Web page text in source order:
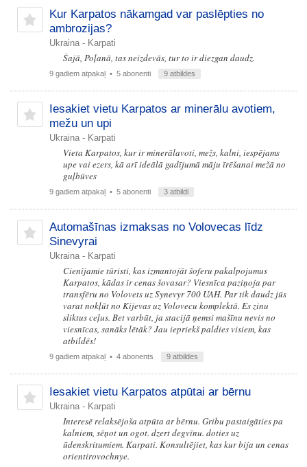
Kur Karpatos nākamgad var paslēpties no
ambrozijas?
Ukraina - Karpati
Šajā, Poļanā, tas neizdevās, tur to ir diezgan daudz.
9 gadiem atpakaļ • 5 abonenti 9 atbildes
Iesakiet vietu Karpatos ar minerālu avotiem,
mežu un upi
Ukraina - Karpati
Vieta Karpatos, kur ir minerālavoti, mežs, kalni, iespējams
upe vai ezers, kā arī ideālā gadījumā māju īrēšanai mežā no
guļbūves
9 gadiem atpakaļ • 5 abonenti 3 atbildi
Automašīnas izmaksas no Volovecas līdz
Sinevyrai
Ukraina - Karpati
Cienījamie tūristi, kas izmantojāt šoferu pakalpojumus
Karpatos, kādas ir cenas šovasar? Viesnīca paziņoja par
transfēru no Volovets uz Synevyr 700 UAH. Par tik daudz jūs
varat nokļūt no Kijevas uz Volovecu komplektā. Es zinu
sliktus ceļus. Bet varbūt, ja stacijā ņemsi mašīnu nevis no
viesnīcas, sanāks lētāk? Jau iepriekš paldies visiem, kas
atbildēs!
9 gadiem atpakaļ • 4 abonents 9 atbildes
Iesakiet vietu Karpatos atpūtai ar bērnu
Ukraina - Karpati
Interesē relaksējoša atpūta ar bērnu. Gribu pastaigāties pa
kalniem, sēņot un ogot. dzert degvīnu. doties uz
ūdenskritumiem. Karpati. Konsultējiet, kas kur bija un cenas
orientirovochnye.